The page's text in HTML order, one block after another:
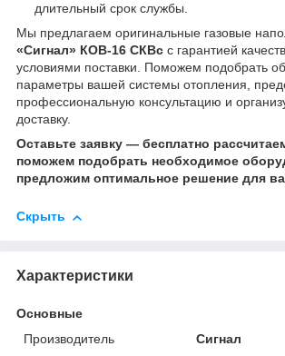
длительный срок службы.
Мы предлагаем оригинальные газовые
«Сигнал» КОВ-16 СКВс с гарантией
условиями поставки. Поможем подобрать
параметры вашей системы отопления,
профессиональную консультацию и
доставку.
Оставьте заявку — бесплатно
поможем подобрать необходимое
предложим оптимальное решение для
Скрыть
Характеристики
Основные
Производитель
Сигнал